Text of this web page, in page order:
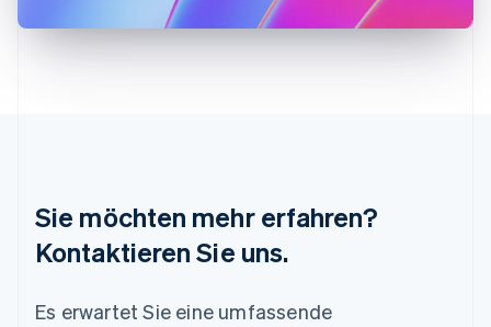
Sie möchten mehr erfahren?
Kontaktieren Sie uns.
Es erwartet Sie eine umfassende
Liechtenstein
DeutschEnglish
English
Mexiko
EspañolEnglish
English